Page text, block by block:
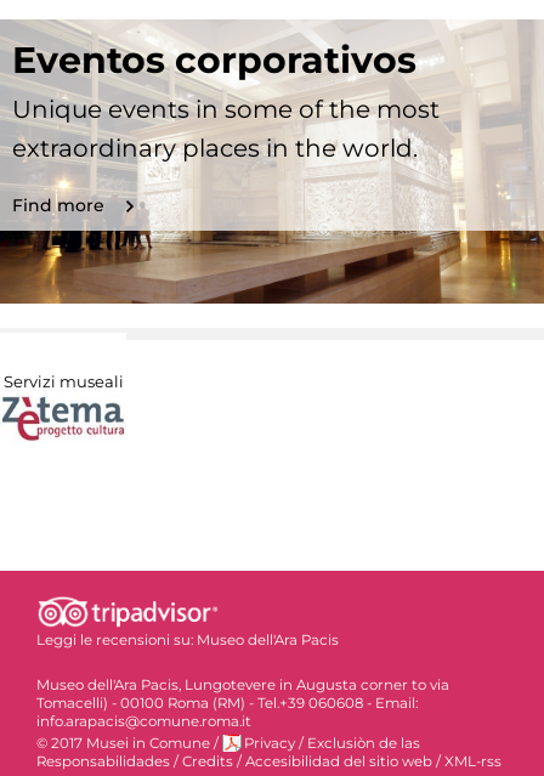
Eventos corporativos
Unique events in some of the most
extraordinary places in the world.
Find more
Servizi museali
Leggi le recensioni su: Museo dell'Ara Pacis
Museo dell'Ara Pacis, Lungotevere in Augusta corner to via
Tomacelli) - 00100 Roma (RM) - Tel.+39 060608 - Email:
info.arapacis@comune.roma.it
© 2017 Musei in Comune / Privacy / Exclusiòn de las
Responsabilidades /Credits /Accesibilidad del sitio web /XML-rss